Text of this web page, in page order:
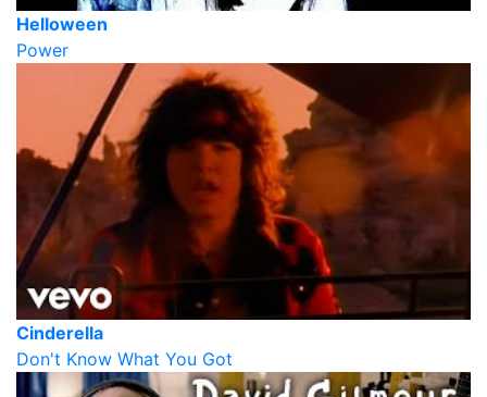
Helloween
Power
Cinderella
Don't Know What You Got